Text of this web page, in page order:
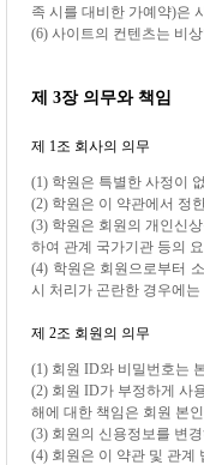
족 시를 대비한 가예약)은
(6) 사이트의 컨텐츠는 비
제 3장 의무와 책임
제 1조 회사의 의무
(1) 학원은 특별한 사정이
(2) 학원은 이 약관에서 정
(3) 학원은 회원의 개인신
하여 관계 국가기관 등의
(4) 학원은 회원으로부터
시 처리가 곤란한 경우에
제 2조 회원의 의무
(1) 회원 ID와 비밀번호는
(2) 회원 ID가 부정하게 사
해에 대한 책임은 회원 본
(3) 회원의 신용정보를 변
(4) 회원은 이 약관 및 관계